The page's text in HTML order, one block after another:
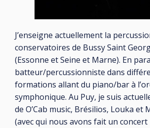
J’enseigne actuellement la
conservatoires de Bussy Saint
(Essonne et Seine et Marne). En
batteur/percussionniste dans
formations allant du piano/bar à
symphonique. Au Puy, je suis
de O’Cab music, Brésilios, Louka et
(avec qui nous avons fait un concert